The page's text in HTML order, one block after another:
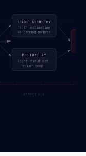
SCENE GEOMETRY
depth estimation
vanishing points
PHOTOMETRY
light field est.
color temp.
ÉTAPES 2–3